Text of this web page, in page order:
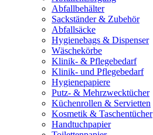
Abfallbehälter
Sackständer & Zubehör
Abfallsäcke
Hygienebags & Dispenser
Wäschekörbe
Klinik- & Pflegebedarf
Klinik- und Pflegebedarf
Hygienepapiere
Putz- & Mehrzwecktücher
Küchenrollen & Servietten
Kosmetik & Taschentücher
Handtuchpapier